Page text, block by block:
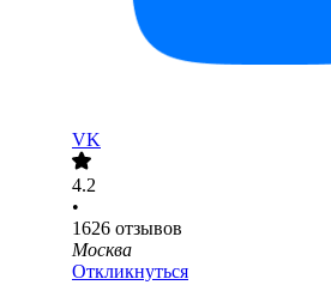
VK
4.2
•
1626 отзывов
Москва
Откликнуться